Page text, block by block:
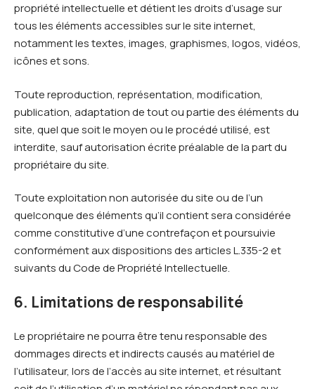
propriété intellectuelle et détient les droits d’usage sur
tous les éléments accessibles sur le site internet,
notamment les textes, images, graphismes, logos, vidéos,
icônes et sons.
Toute reproduction, représentation, modification,
publication, adaptation de tout ou partie des éléments du
site, quel que soit le moyen ou le procédé utilisé, est
interdite, sauf autorisation écrite préalable de la part du
propriétaire du site.
Toute exploitation non autorisée du site ou de l’un
quelconque des éléments qu’il contient sera considérée
comme constitutive d’une contrefaçon et poursuivie
conformément aux dispositions des articles L.335-2 et
suivants du Code de Propriété Intellectuelle.
6. Limitations de responsabilité
Le propriétaire ne pourra être tenu responsable des
dommages directs et indirects causés au matériel de
l’utilisateur, lors de l’accès au site internet, et résultant